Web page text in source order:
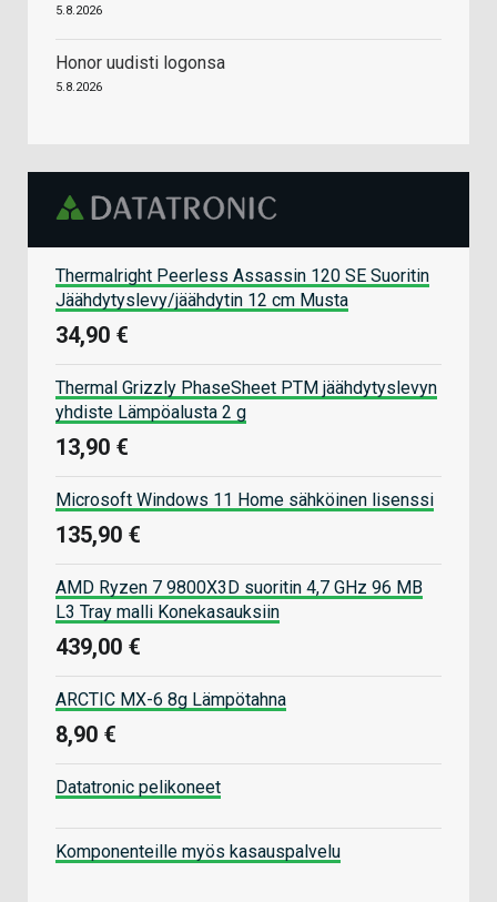
5.8.2026
Honor uudisti logonsa
5.8.2026
Thermalright Peerless Assassin 120 SE Suoritin
Jäähdytyslevy/jäähdytin 12 cm Musta
34,90 €
Thermal Grizzly PhaseSheet PTM jäähdytyslevyn
yhdiste Lämpöalusta 2 g
13,90 €
Microsoft Windows 11 Home sähköinen lisenssi
135,90 €
AMD Ryzen 7 9800X3D suoritin 4,7 GHz 96 MB
L3 Tray malli Konekasauksiin
439,00 €
ARCTIC MX-6 8g Lämpötahna
8,90 €
Datatronic pelikoneet
Komponenteille myös kasauspalvelu